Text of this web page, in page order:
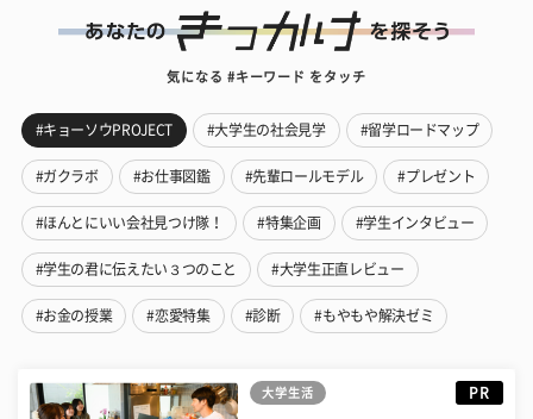
気になる #キーワード をタッチ
#キョーソウPROJECT #大学生の社会見学 #留学ロードマップ
#ガクラボ #お仕事図鑑 #先輩ロールモデル #プレゼント
#ほんとにいい会社見つけ隊！ #特集企画 #学生インタビュー
#学生の君に伝えたい３つのこと #大学生正直レビュー
#お金の授業 #恋愛特集 #診断 #もやもや解決ゼミ
大学生活 PR